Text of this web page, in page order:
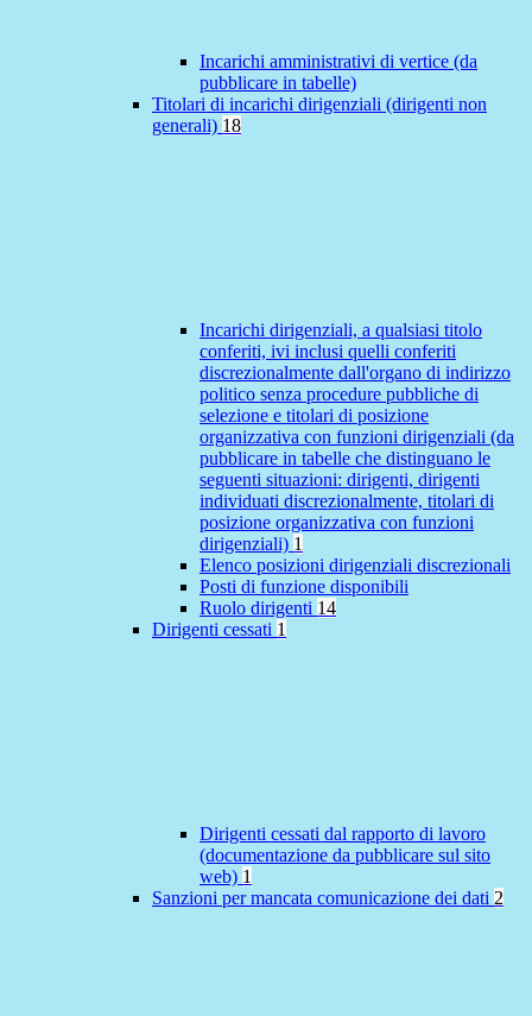
Incarichi amministrativi di vertice (da
pubblicare in tabelle)
Titolari di incarichi dirigenziali (dirigenti non
generali) 18
Incarichi dirigenziali, a qualsiasi titolo
conferiti, ivi inclusi quelli conferiti
discrezionalmente dall'organo di indirizzo
politico senza procedure pubbliche di
selezione e titolari di posizione
organizzativa con funzioni dirigenziali (da
pubblicare in tabelle che distinguano le
seguenti situazioni: dirigenti, dirigenti
individuati discrezionalmente, titolari di
posizione organizzativa con funzioni
dirigenziali) 1
Elenco posizioni dirigenziali discrezionali
Posti di funzione disponibili
Ruolo dirigenti 14
Dirigenti cessati 1
Dirigenti cessati dal rapporto di lavoro
(documentazione da pubblicare sul sito
web) 1
Sanzioni per mancata comunicazione dei dati 2